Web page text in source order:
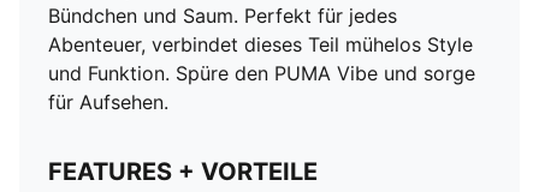
Bündchen und Saum. Perfekt für jedes
Abenteuer, verbindet dieses Teil mühelos Style
und Funktion. Spüre den PUMA Vibe und sorge
für Aufsehen.
FEATURES + VORTEILE